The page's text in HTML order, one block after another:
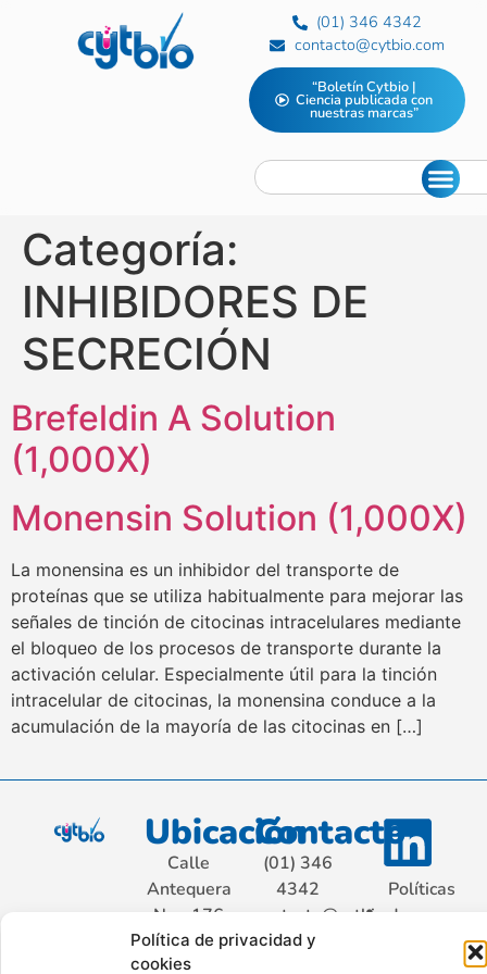
Política de privacidad y
cookies
(01) 346 4342
contacto@cytbio.com
“Boletín Cytbio |
Ciencia publicada con
nuestras marcas”
Categoría:
INHIBIDORES DE
SECRECIÓN
Brefeldin A Solution
(1,000X)
Monensin Solution (1,000X)
La monensina es un inhibidor del transporte de
proteínas que se utiliza habitualmente para mejorar las
señales de tinción de citocinas intracelulares mediante
el bloqueo de los procesos de transporte durante la
activación celular. Especialmente útil para la tinción
intracelular de citocinas, la monensina conduce a la
acumulación de la mayoría de las citocinas en […]
Ubicación
Calle
Antequera
Nro. 176
Sétimo
Piso Int.
Contacto
(01) 346
4342
contacto@cytbio.com
Políticas
de
privacidad